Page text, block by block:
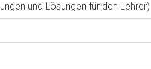
und Lösungen für den Lehrer)